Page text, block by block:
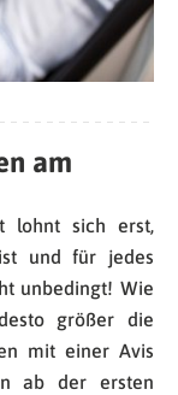
am
lohnt sich erst,
und für jedes
unbedingt! Wie
größer die
mit einer Avis
ab der ersten